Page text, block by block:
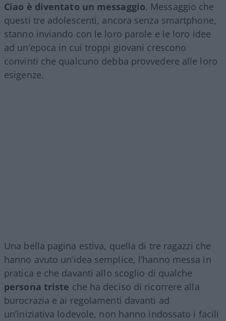
Ciao è diventato un messaggio. Messaggio che
questi tre adolescenti, ancora senza smartphone,
stanno inviando con le loro parole e le loro idee
ad un’epoca in cui troppi giovani crescono
convinti che qualcuno debba provvedere alle loro
esigenze.
Una bella pagina estiva, quella di tre ragazzi che
hanno avuto un’idea semplice, l’hanno messa in
pratica e che davanti allo scoglio di qualche
persona triste che ha deciso di ricorrere alla
burocrazia e ai regolamenti davanti ad
un’iniziativa lodevole, non hanno indossato i facili